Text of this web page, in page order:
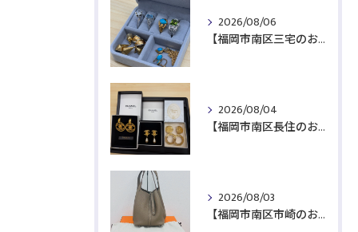
2026/08/06
【福岡市南区三宅のお客様より貴金属をお買取】
2026/08/04
【福岡市南区長住のお客様よりブランド品をお買取】
2026/08/03
【福岡市南区市崎のお客様よりブランド品をお買取】